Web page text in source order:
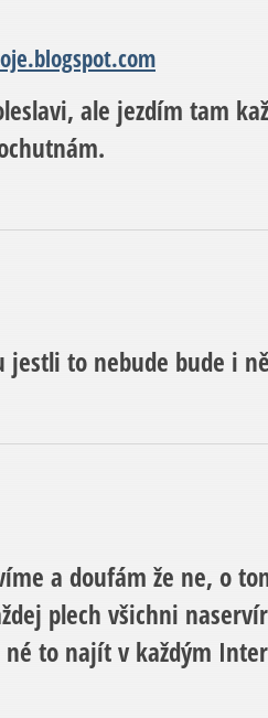
ale jezdím tam
jestli to nebude bude i
a doufám že ne, o
plech všichni
né to najít v každým